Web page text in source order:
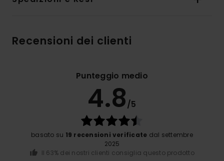
Recensioni dei clienti
Punteggio medio
4.8/5
basato su 19 recensioni verificate dal settembre
2025
Il 63% dei nostri clienti consiglia questo prodotto